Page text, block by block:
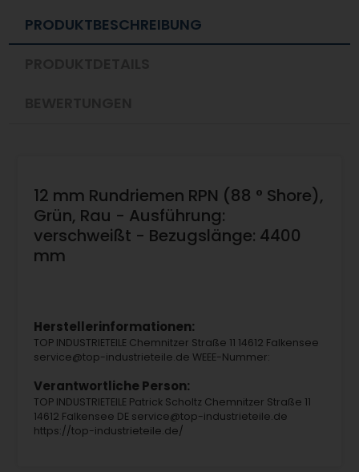
PRODUKTBESCHREIBUNG
12 mm Rundriemen RPN (88 ° Shore),
Grün, Rau - Ausführung:
verschweißt - Bezugslänge: 4400
mm
Herstellerinformationen:
TOP INDUSTRIETEILE Chemnitzer Straße 11 14612 Falkensee
service@top-industrieteile.de WEEE-Nummer:
Verantwortliche Person:
TOP INDUSTRIETEILE Patrick Scholtz Chemnitzer Straße 11
14612 Falkensee DE service@top-industrieteile.de
https://top-industrieteile.de/